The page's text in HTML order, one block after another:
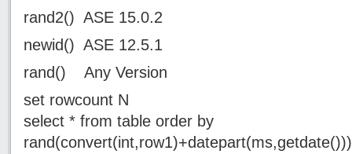
rand2() ASE 15.0.2
newid() ASE 12.5.1
rand() Any Version
set rowcount N
select * from table order by
rand(convert(int,row1)+datepart(ms,getdate()))